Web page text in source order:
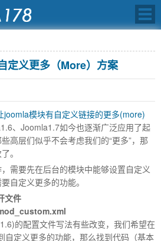
定义更多（More）方案
joomla模块有自定义链接的更多(more)
、Joomla1.7如今也逐渐广泛应用了起
高层们似乎不会考虑我们的“更多”，那
。
需要先在后台的模块中能够设置自定义
自定义更多的功能。
文件
的配置文件写法有些改变，我们希望在
自定义更多的功能，那么找到代码（基本